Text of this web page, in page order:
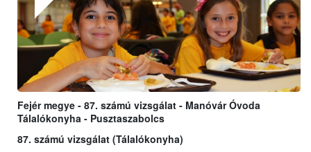
Fejér megye - 87. számú vizsgálat - Manóvár Óvoda
Tálalókonyha - Pusztaszabolcs
87. számú vizsgálat (Tálalókonyha)